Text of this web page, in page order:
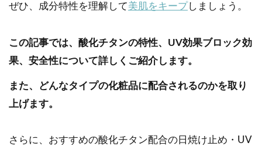
ぜひ、成分特性を理解して美肌をキープしましょう。
この記事では、酸化チタンの特性、UV効果ブロック効
果、安全性について詳しくご紹介します。
また、どんなタイプの化粧品に配合されるのかを取り
上げます。
さらに、おすすめの酸化チタン配合の日焼け止め・UV